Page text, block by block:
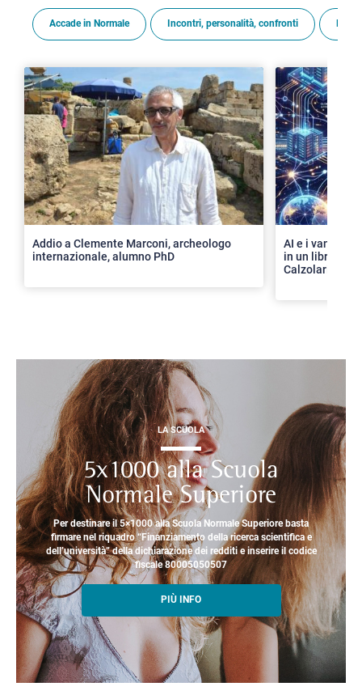
Accade in Normale Incontri, personalità, confronti
Addio a Clemente Marconi, archeologo
internazionale, alumno PhD
AI e i vantaggi
in un libro con
Calzolari
>
LA SCUOLA
5x1000 alla Scuola
Normale Superiore
Per destinare il 5×1000 alla Scuola Normale Superiore basta
firmare nel riquadro “Finanziamento della ricerca scientifica e
dell’università” della dichiarazione dei redditi e inserire il codice
fiscale 80005050507
PIÙ INFO